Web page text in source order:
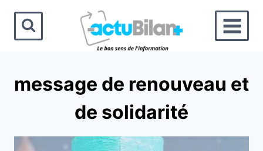
contenu
message de renouveau et
de solidarité